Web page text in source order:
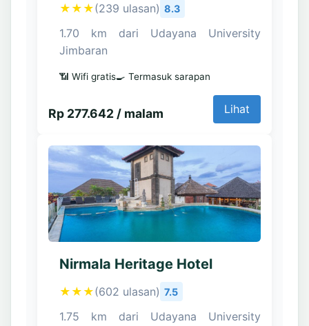
★★★(239 ulasan) 8.3
1.70 km dari Udayana University
Jimbaran
📶 Wifi gratis🍳 Termasuk sarapan
Rp 277.642 / malam Lihat
Nirmala Heritage Hotel
★★★(602 ulasan) 7.5
1.75 km dari Udayana University